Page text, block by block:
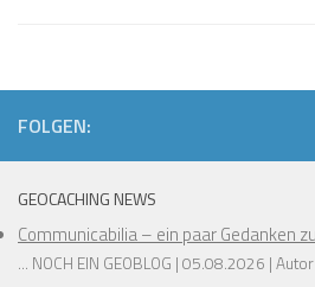
FOLGEN:
GEOCACHING NEWS
Communicabilia – ein paar Gedanken
... NOCH EIN GEOBLOG 05.08.2026 Autor